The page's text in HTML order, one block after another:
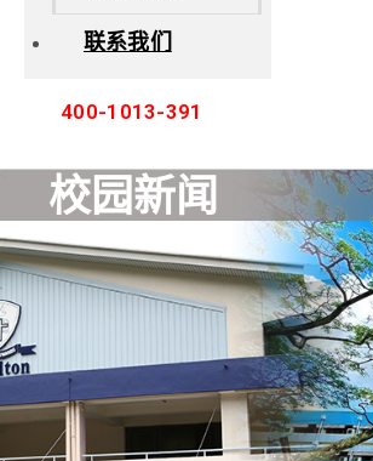
联系我们
400-1013-391
校园新闻